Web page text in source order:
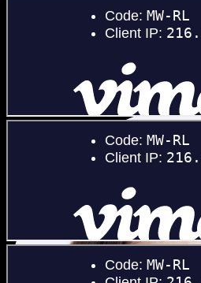
Τεράστια
γυναικείων φωνών με
Κάθε έργο είναι μοναδικό. Διάλεξε
φωνής & διαλέκτους και κάν’ τους